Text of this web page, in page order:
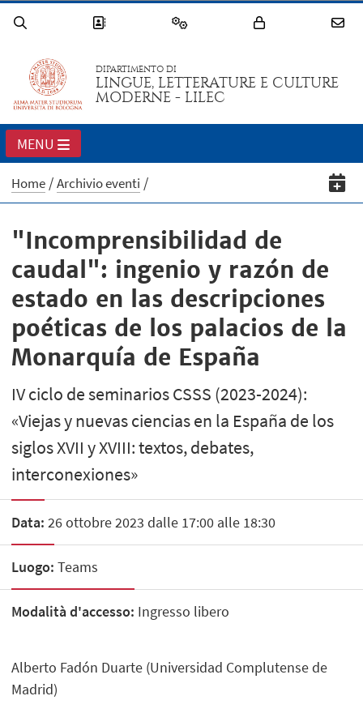
DIPARTIMENTO DI
LINGUE, LETTERATURE E CULTURE
MODERNE - LILEC
MENU
Home Archivio eventi
"Incomprensibilidad de
caudal": ingenio y razón de
estado en las descripciones
poéticas de los palacios de la
Monarquía de España
IV ciclo de seminarios CSSS (2023-2024):
«Viejas y nuevas ciencias en la España de los
siglos XVII y XVIII: textos, debates,
interconexiones»
Data: 26 ottobre 2023 dalle 17:00 alle 18:30
Luogo: Teams
Modalità d'accesso: Ingresso libero
Alberto Fadón Duarte (Universidad Complutense de
Madrid)